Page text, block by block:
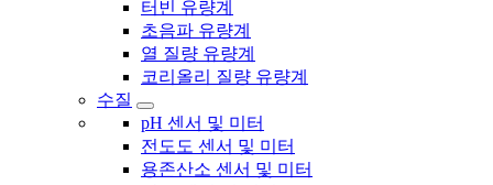
터빈 유량계
초음파 유량계
열 질량 유량계
코리올리 질량 유량계
수질
pH 센서 및 미터
전도도 센서 및 미터
용존산소 센서 및 미터